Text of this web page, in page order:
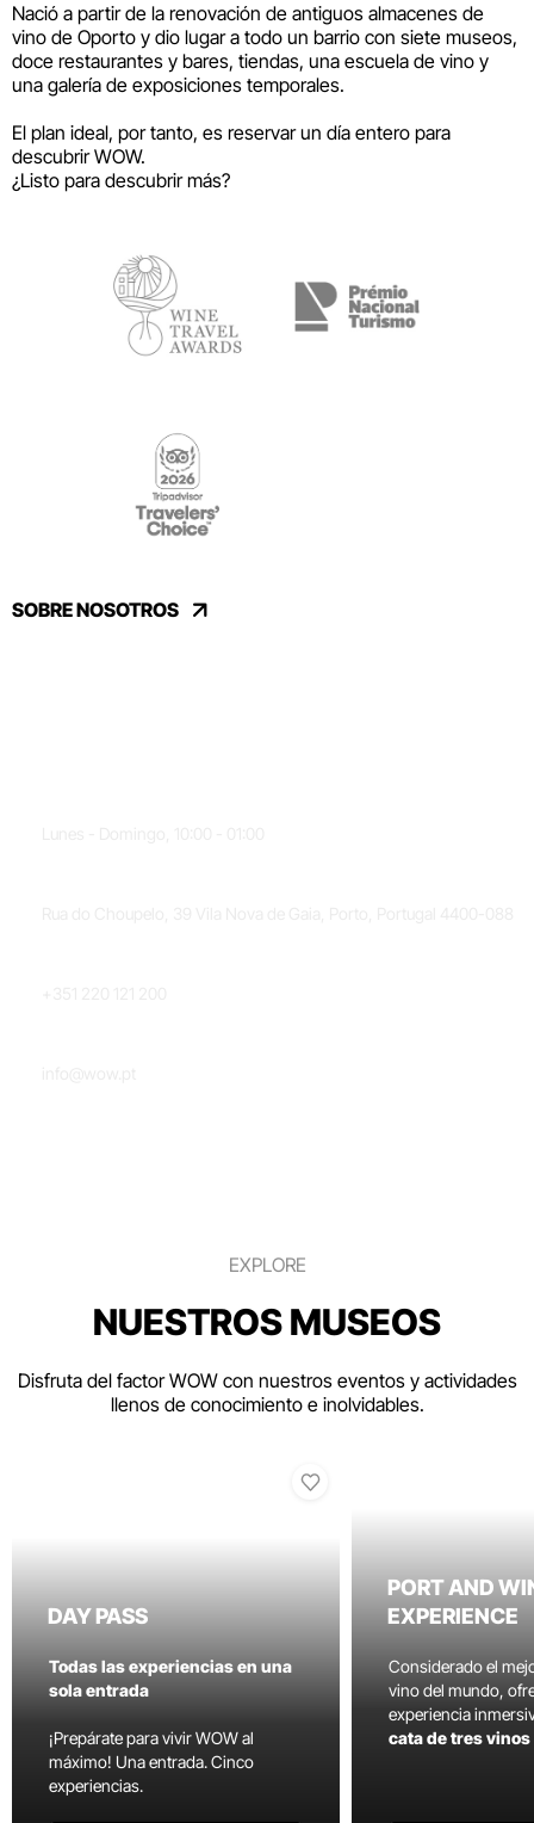
Nació a partir de la renovación de antiguos almacenes de
vino de Oporto y dio lugar a todo un barrio con siete museos,
doce restaurantes y bares, tiendas, una escuela de vino y
una galería de exposiciones temporales.
El plan ideal, por tanto, es reservar un día entero para
descubrir WOW.
¿Listo para descubrir más?
SOBRE NOSOTROS
EXPLORE
NUESTROS MUSEOS
Disfruta del factor WOW con nuestros eventos y actividades
llenos de conocimiento e inolvidables.
DAY PASS
Todas las experiencias en una
sola entrada
¡Prepárate para vivir WOW al
máximo! Una entrada. Cinco
experiencias.
PORT AND
EXPERIENCE
Considerado el
vino del mundo,
experiencia
cata de tres